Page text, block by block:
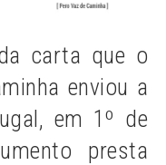
carta que o
enviou a
em 1º de
presta